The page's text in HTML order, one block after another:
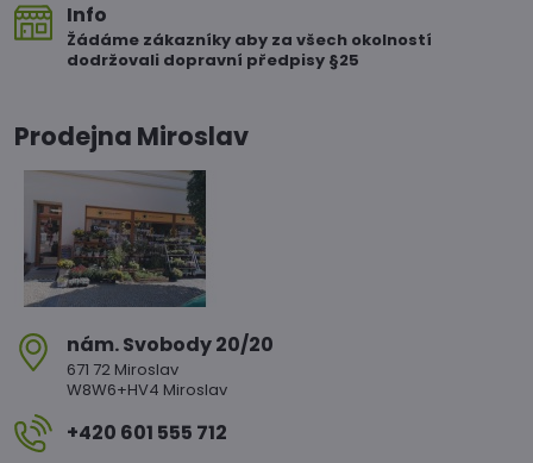
Info
Žádáme zákazníky aby za všech okolností
dodržovali dopravní předpisy §25
Prodejna Miroslav
nám​. Svobody 20/20
671 72 Miroslav
W8W6+HV4 Miroslav
+420 601 555 712